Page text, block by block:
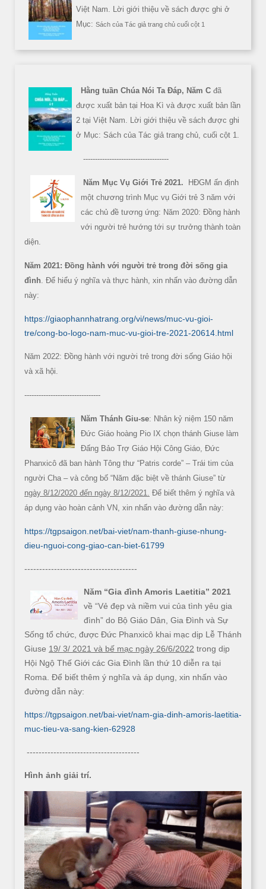
Việt Nam. Lời giới thiệu về sách được ghi ở
Mục: Sách của Tác giả trang chủ cuối cột 1
Hằng tuần Chúa Nói Ta Đáp, Năm C đã
được xuất bản tại Hoa Kì và được xuất bản lần
2 tại Việt Nam. Lời giới thiệu về sách được ghi
ở Mục: Sách của Tác giả trang chủ, cuối cột 1.
------------------------------------
Năm Mục Vụ Giới Trẻ 2021.
HĐGM ấn định
một chương trình Mục vụ Giới trẻ 3 năm với
các chủ đề tương ứng: Năm 2020: Đồng hành
với người trẻ hướng tới sự trưởng thành toàn
diện.
Năm 2021: Đồng hành với người trẻ trong đời sống gia
đình. Để hiểu ý nghĩa và thực hành, xin nhấn vào đường dẫn
này:
https://giaophannhatrang.org/vi/news/muc-vu-gioi-
tre/cong-bo-logo-nam-muc-vu-gioi-tre-2021-20614.html
Năm 2022: Đồng hành với người trẻ trong đời sống Giáo hội
và xã hội.
--------------------------------
Năm Thánh Giu-se: Nhân kỷ niệm 150 năm
Đức Giáo hoàng Pio IX chọn thánh Giuse làm
Đấng Bảo Trợ Giáo Hội Công Giáo, Đức
Phanxicô đã ban hành Tông thư “Patris corde” – Trái tim của
người Cha – và công bố “Năm đặc biệt về thánh Giuse” từ
ngày 8/12/2020 đến ngày 8/12/2021. Để biết thêm ý nghĩa và
áp dụng vào hoàn cảnh VN, xin nhấn vào đường dẫn này:
https://tgpsaigon.net/bai-viet/nam-thanh-giuse-nhung-
dieu-nguoi-cong-giao-can-biet-61799
--------------------------------------
Năm “Gia đình Amoris Laetitia” 2021
về “Vẻ đẹp và niềm vui của tình yêu gia
đình” do Bộ Giáo Dân, Gia Đình và Sự
Sống tổ chức, được Đức Phanxicô khai mạc dịp Lễ Thánh
Giuse 19/ 3/ 2021 và bế mạc ngày 26/6/2022 trong dịp
Hội Ngộ Thế Giới các Gia Đình lần thứ 10 diễn ra tại
Roma. Để biết thêm ý nghĩa và áp dụng, xin nhấn vào
đường dẫn này:
https://tgpsaigon.net/bai-viet/nam-gia-dinh-amoris-laetitia-
muc-tieu-va-sang-kien-62928
--------------------------------------
Hình ảnh giải trí.